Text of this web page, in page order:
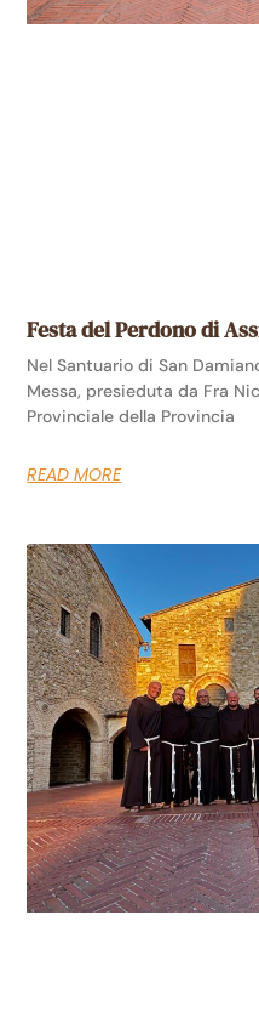
Festa del Perdono di
Nel Santuario di San
Messa, presieduta da Fra
Provinciale della Provincia
READ MORE